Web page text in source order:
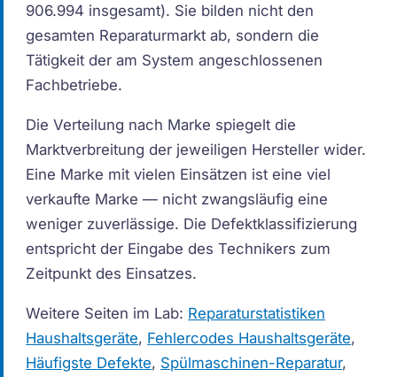
906.994 insgesamt). Sie bilden nicht den
gesamten Reparaturmarkt ab, sondern die
Tätigkeit der am System angeschlossenen
Fachbetriebe.
Die Verteilung nach Marke spiegelt die
Marktverbreitung der jeweiligen Hersteller wider.
Eine Marke mit vielen Einsätzen ist eine viel
verkaufte Marke — nicht zwangsläufig eine
weniger zuverlässige. Die Defektklassifizierung
entspricht der Eingabe des Technikers zum
Zeitpunkt des Einsatzes.
Weitere Seiten im Lab: Reparaturstatistiken
Haushaltsgeräte, Fehlercodes Haushaltsgeräte,
Häufigste Defekte, Spülmaschinen-Reparatur,